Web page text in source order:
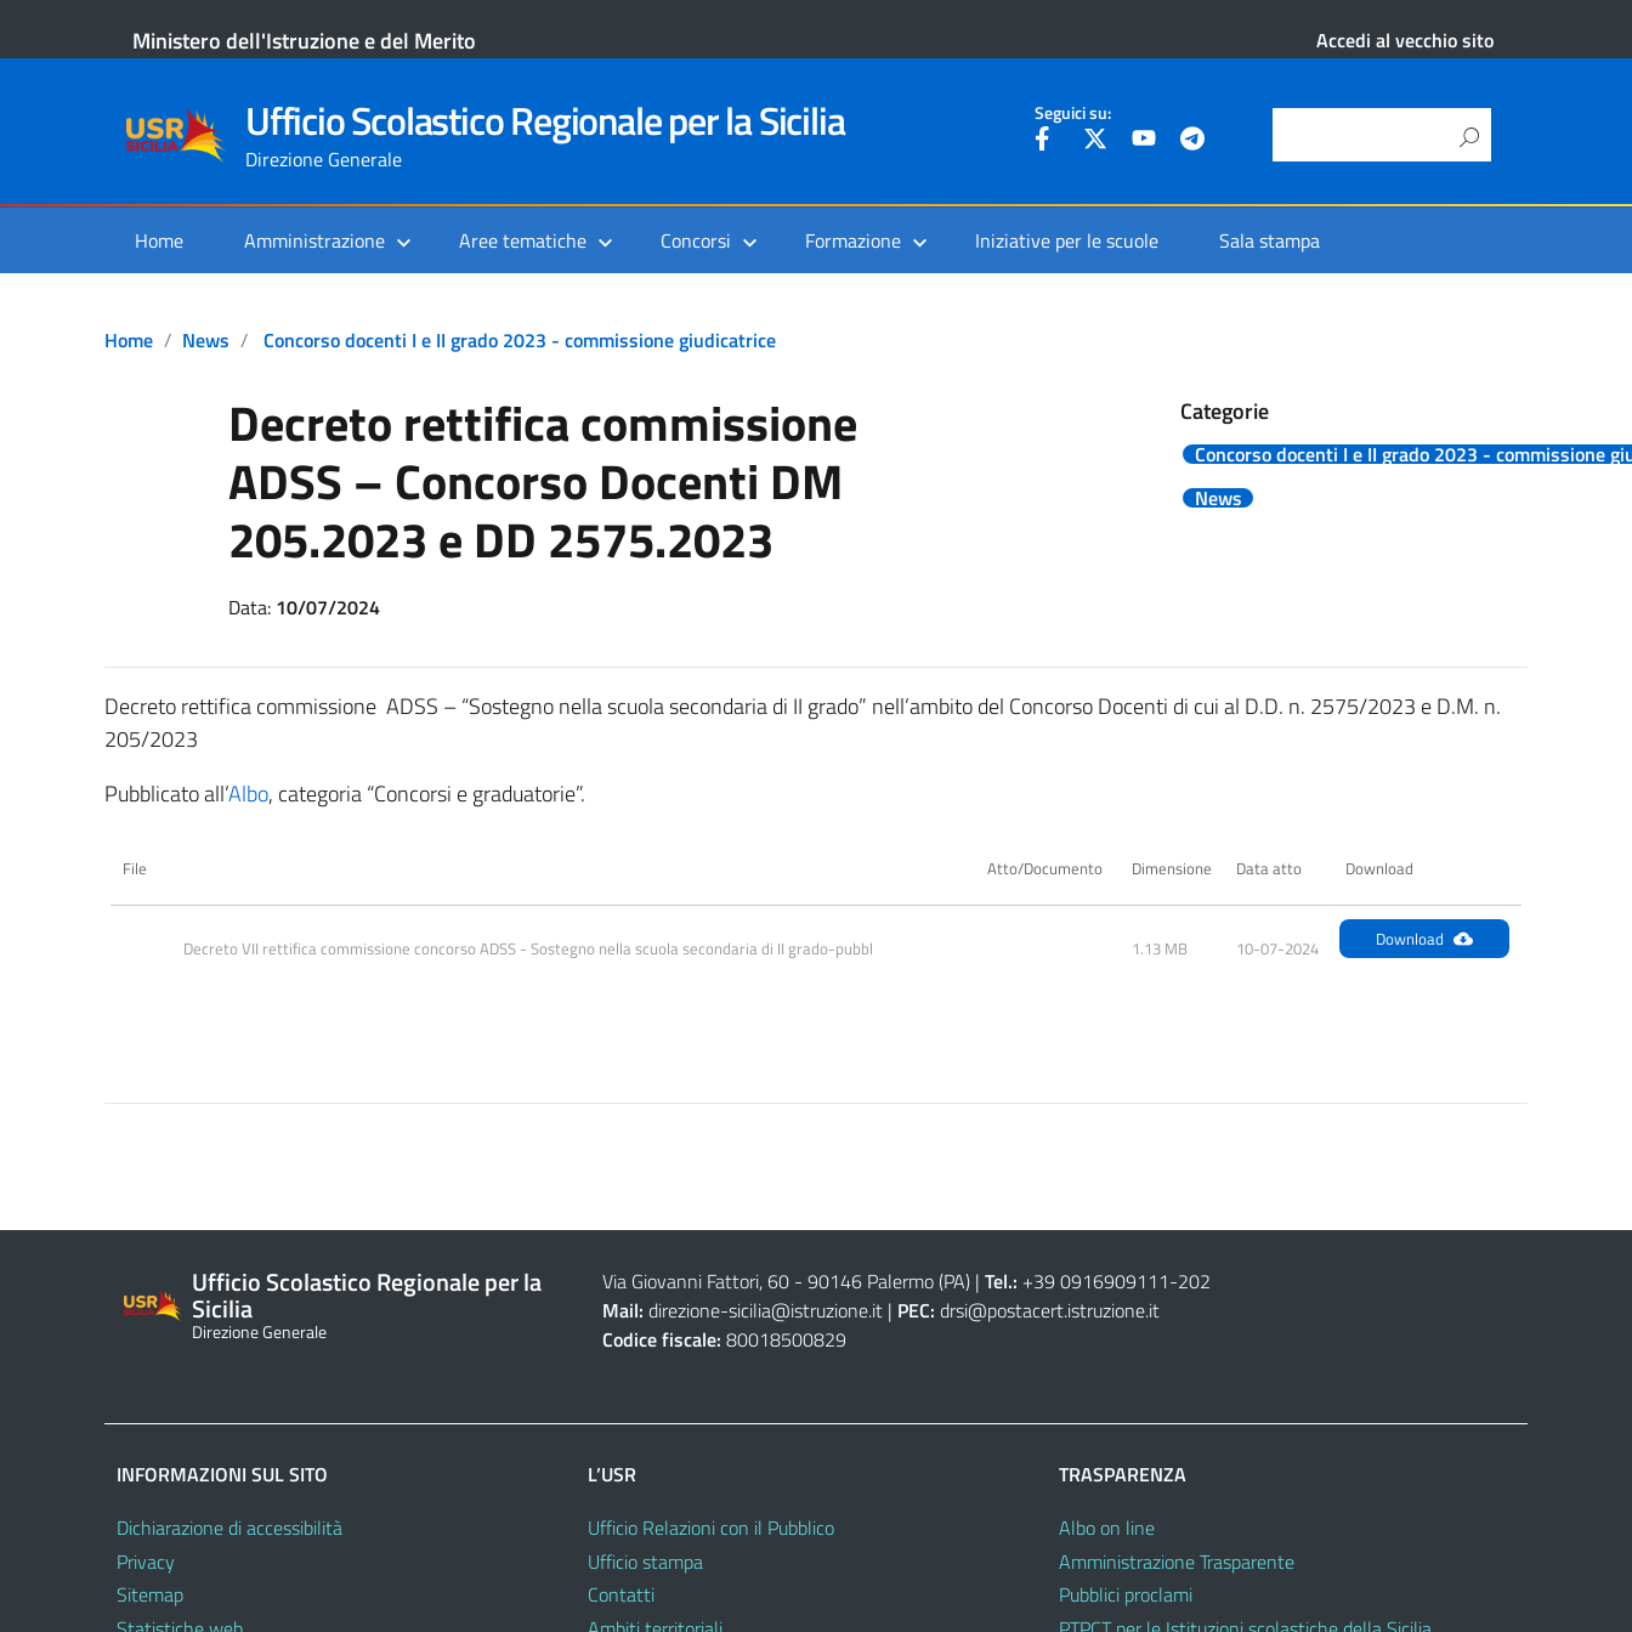
Ministero dell'Istruzione e del Merito Accedi al vecchio sito
Ufficio Scolastico Regionale per la Sicilia
Direzione Generale
Seguici su:
Home Amministrazione Aree tematiche Concorsi Formazione Iniziative per le scuole Sala stampa
Home News Concorso docenti I e II grado 2023 - commissione giudicatrice
Decreto rettifica commissione
ADSS – Concorso Docenti DM
205.2023 e DD 2575.2023
Categorie
Concorso docenti I e II grado 2023 - commissione
News
Data: 10/07/2024
Decreto rettifica commissione ADSS – “Sostegno nella scuola secondaria di II grado” nell’ambito del Concorso Docenti di cui al D.D. n. 2575/2023 e D.M. n.
205/2023
Pubblicato all’Albo, categoria “Concorsi e graduatorie”.
File Atto/Documento Dimensione Data atto Download
Decreto VII rettifica commissione concorso ADSS - Sostegno nella scuola secondaria di II grado-pubbl 1.13 MB 10-07-2024 Download
Ufficio Scolastico Regionale per la
Sicilia
Direzione Generale
Via Giovanni Fattori, 60 - 90146 Palermo (PA)| Tel.: +39 0916909111-202
Mail: direzione-sicilia@istruzione.it| PEC: drsi@postacert.istruzione.it
Codice fiscale: 80018500829
INFORMAZIONI SUL SITO
Dichiarazione di accessibilità
Privacy
Sitemap
L’USR
Ufficio Relazioni con il Pubblico
Ufficio stampa
Contatti
TRASPARENZA
Albo on line
Amministrazione Trasparente
Pubblici proclami